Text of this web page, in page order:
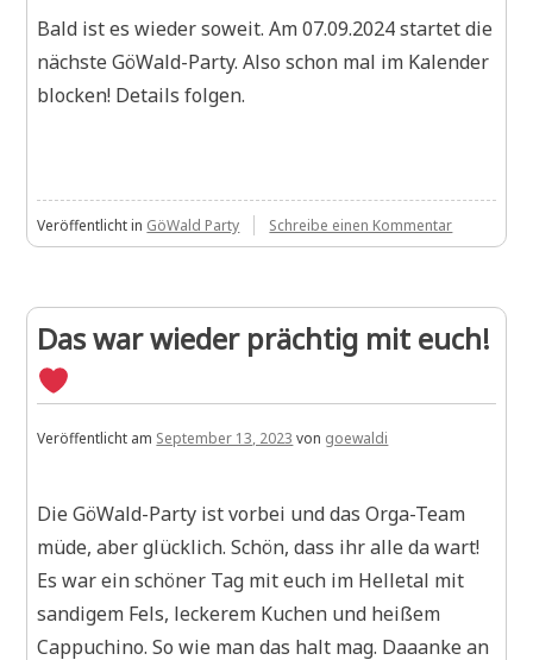
Bald ist es wieder soweit. Am 07.09.2024 startet die
nächste GöWald-Party. Also schon mal im Kalender
blocken! Details folgen.
Veröffentlicht in GöWald Party Schreibe einen Kommentarzu
GöWald-
–
Saved
das
Das war wieder prächtig mit euch!
Veröffentlicht am September 13, 2023 von goewaldi
Die GöWald-Party ist vorbei und das Orga-Team
müde, aber glücklich. Schön, dass ihr alle da wart!
Es war ein schöner Tag mit euch im Helletal mit
sandigem Fels, leckerem Kuchen und heißem
Cappuchino. So wie man das halt mag. Daaanke an